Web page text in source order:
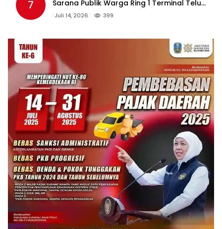
7
Sarana Publik Warga Ring 1 Terminal Teluk
Lamong Lewat Program TJSL
Juli 14, 2026 399